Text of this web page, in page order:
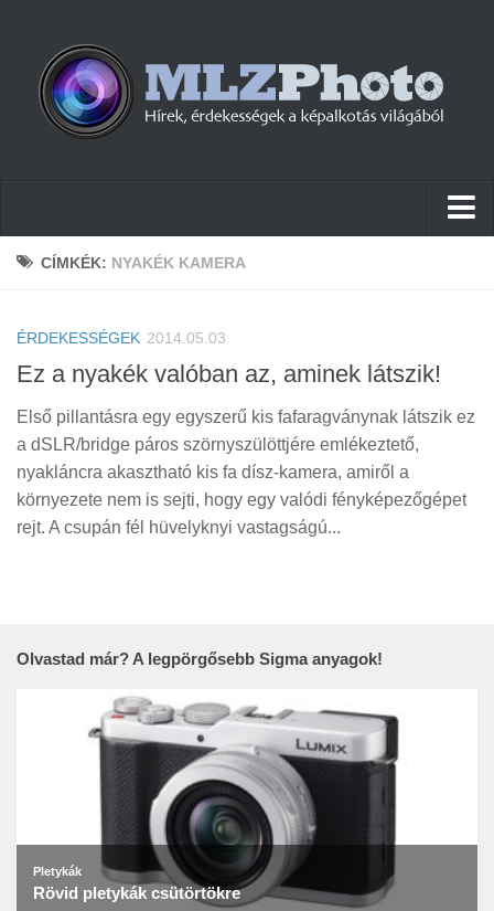
Hírek
Cikkek
Szoftver
Firmware
Tudástár
Tanácsok
Érdekességek
CÍMKÉK: NYAKÉK KAMERA
ÉRDEKESSÉGEK 2014.05.03
Ez a nyakék valóban az, aminek látszik!
Első pillantásra egy egyszerű kis fafaragványnak látszik ez
a dSLR/bridge páros szörnyszülöttjére emlékeztető,
nyakláncra akasztható kis fa dísz-kamera, amiről a
környezete nem is sejti, hogy egy valódi fényképezőgépet
rejt. A csupán fél hüvelyknyi vastagságú...
Olvastad már? A legpörgősebb Sigma anyagok!